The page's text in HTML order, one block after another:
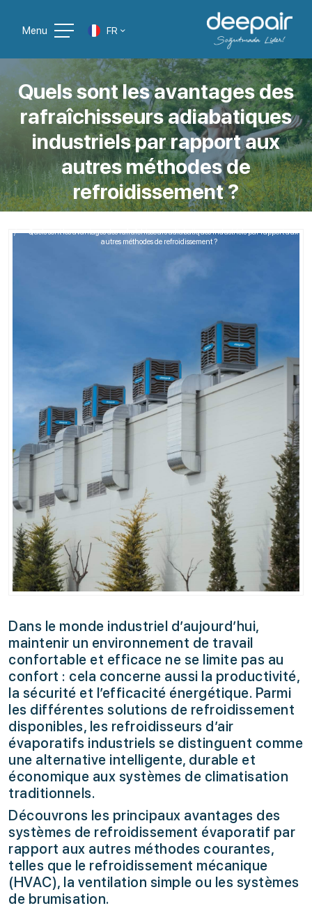
Menu FR
Quels sont les avantages des
rafraîchisseurs adiabatiques
industriels par rapport aux
autres méthodes de
refroidissement ?
Quels sont les avantages des rafraîchisseurs adiabatiques industriels par rapport aux
autres méthodes de refroidissement ?
Dans le monde industriel d’aujourd’hui,
maintenir un environnement de travail
confortable et efficace ne se limite pas au
confort : cela concerne aussi la productivité,
la sécurité et l’efficacité énergétique. Parmi
les différentes solutions de refroidissement
disponibles, les refroidisseurs d’air
évaporatifs industriels se distinguent comme
une alternative intelligente, durable et
économique aux systèmes de climatisation
traditionnels.
Découvrons les principaux avantages des
systèmes de refroidissement évaporatif par
rapport aux autres méthodes courantes,
telles que le refroidissement mécanique
(HVAC), la ventilation simple ou les systèmes
de brumisation.